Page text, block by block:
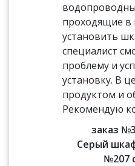
проходящие в
установить
специалист
проблему и
установку. В
продуктом и
Рекомендую
заказ
Серый
№207